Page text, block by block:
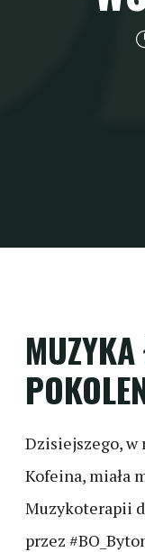
Dzisiejszego, w
Kofeina, miała
Muzykoterapii
przez